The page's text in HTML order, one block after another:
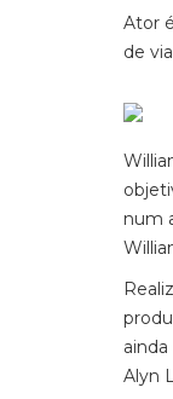
Ator
de
num
ainda
Alyn